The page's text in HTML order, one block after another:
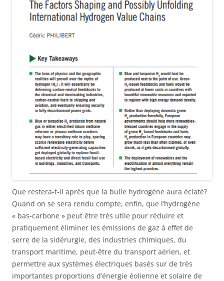
Que restera-t-il après que la bulle hydrogène aura éclaté?
Quand on se sera rendu compte, enfin, que l’hydrogène
« bas-carbone » peut être très utile pour réduire et
pratiquement éliminer les émissions de gaz à effet de
serre de la sidérurgie, des industries chimiques, du
transport maritime, peut-être du transport aérien, et
permettre aux systèmes électriques basés sur de très
importantes proportions d’énergie éolienne et solaire de